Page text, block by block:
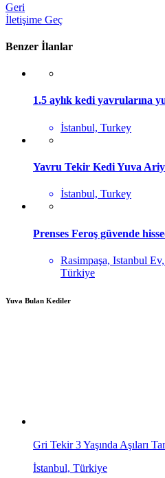
Geri
İletişime Geç
Benzer İlanlar
1.5 aylık kedi yavrularına
İstanbul, Turkey
Yavru Tekir Kedi Yuva
İstanbul, Turkey
Prenses Feroş güvende
Rasimpaşa, Istanbul
Türkiye
Yuva Bulan Kediler
Gri Tekir 3 Yaşında Aşıları
İstanbul, Türkiye